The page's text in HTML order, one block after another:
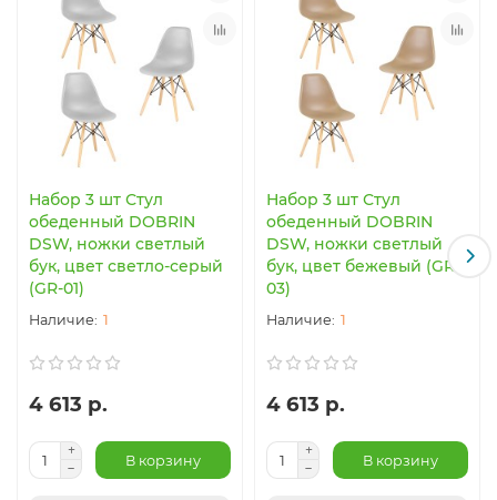
Набор 3 шт Стул
обеденный DOBRIN
DSW, ножки светлый
бук, цвет светло-серый
(GR-01)
1
4 613 р.
В корзину
Набор 3 шт Стул
обеденный DOBRIN
DSW, ножки светлый
бук, цвет бежевый (GR-
03)
1
4 613 р.
В корзину